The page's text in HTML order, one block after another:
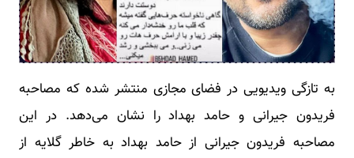
به تازگی ویدیویی در فضای مجازی منتشر شده که مصاحبه
فریدون جیرانی و حامد بهداد را نشان می‌دهد. در این
مصاحبه فریدون جیرانی از حامد بهداد به خاطر گلایه از